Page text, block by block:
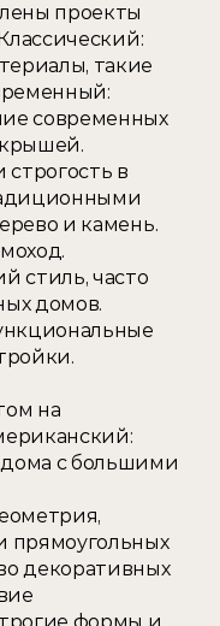
проекты
такие
современных
строгость в
и камень.
стиль, часто
домов.
на
с большими
прямоугольных
декоративных